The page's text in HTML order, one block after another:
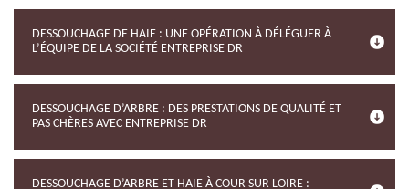
DESSOUCHAGE DE HAIE : UNE OPÉRATION À DÉLÉGUER À
L’ÉQUIPE DE LA SOCIÉTÉ ENTREPRISE DR
DESSOUCHAGE D’ARBRE : DES PRESTATIONS DE QUALITÉ ET
PAS CHÈRES AVEC ENTREPRISE DR
DESSOUCHAGE D’ARBRE ET HAIE À COUR SUR LOIRE :